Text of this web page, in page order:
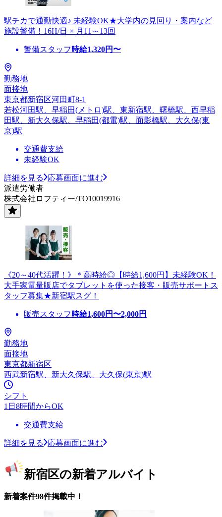
駅チカで通勤快適♪ 未経験OK★大学内の見回り・案内など
施設警備！16H/日 × 月11～13回
警備スタッフ 時給1,320円〜
勤務地
面接地
東京都新宿区河田町8-1
若松河田駅、早稲田(メトロ)駅、東新宿駅、曙橋駅、西早稲
田駅、新大久保駅、早稲田(都電)駅、面影橋駅、大久保(東
京)駅
交通費支給
未経験OK
詳細を見る
応募画面に進む
派遣労働者
株式会社ロフティー/TO10019916
《20～40代活躍！》＊高時給◎【時給1,600円】未経験OK！
大手家電量販店でタブレットを使った接客・販売サポートス
タッフ募集★新宿駅スグ！
販売スタッフ 時給1,600円〜2,000円
勤務地
面接地
東京都新宿区
西武新宿駅、新大久保駅、大久保(東京)駅
シフト
1日8時間からOK
交通費支給
詳細を見る 応募画面に進む
新宿区の新着アルバイト
新着案件98件掲載中！